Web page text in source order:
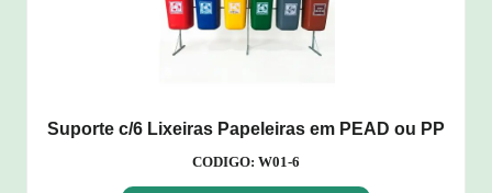
Suporte c/6 Lixeiras Papeleiras em PEAD ou PP
CODIGO: W01-6